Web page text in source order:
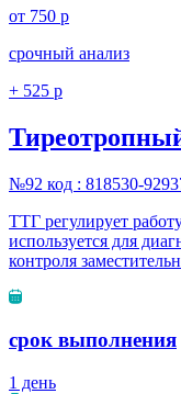
от 750 р
срочный анализ
+ 525 р
№92 код : 818530-
ТТГ регулирует
используется для
контроля
срок выполнения
1 день